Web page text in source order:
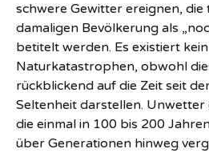
schwere Gewitter ereignen, die
damaligen Bevölkerung als
betitelt werden. Es existiert
Naturkatastrophen, obwohl
rückblickend auf die Zeit seit
Seltenheit darstellen.
die einmal in 100 bis 200
über Generationen hinweg